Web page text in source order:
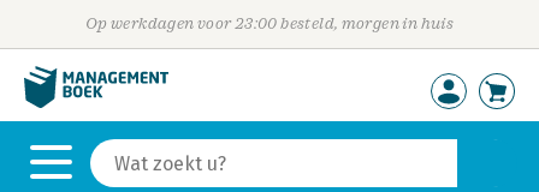
Op werkdagen voor 23:00 besteld, morgen in huis